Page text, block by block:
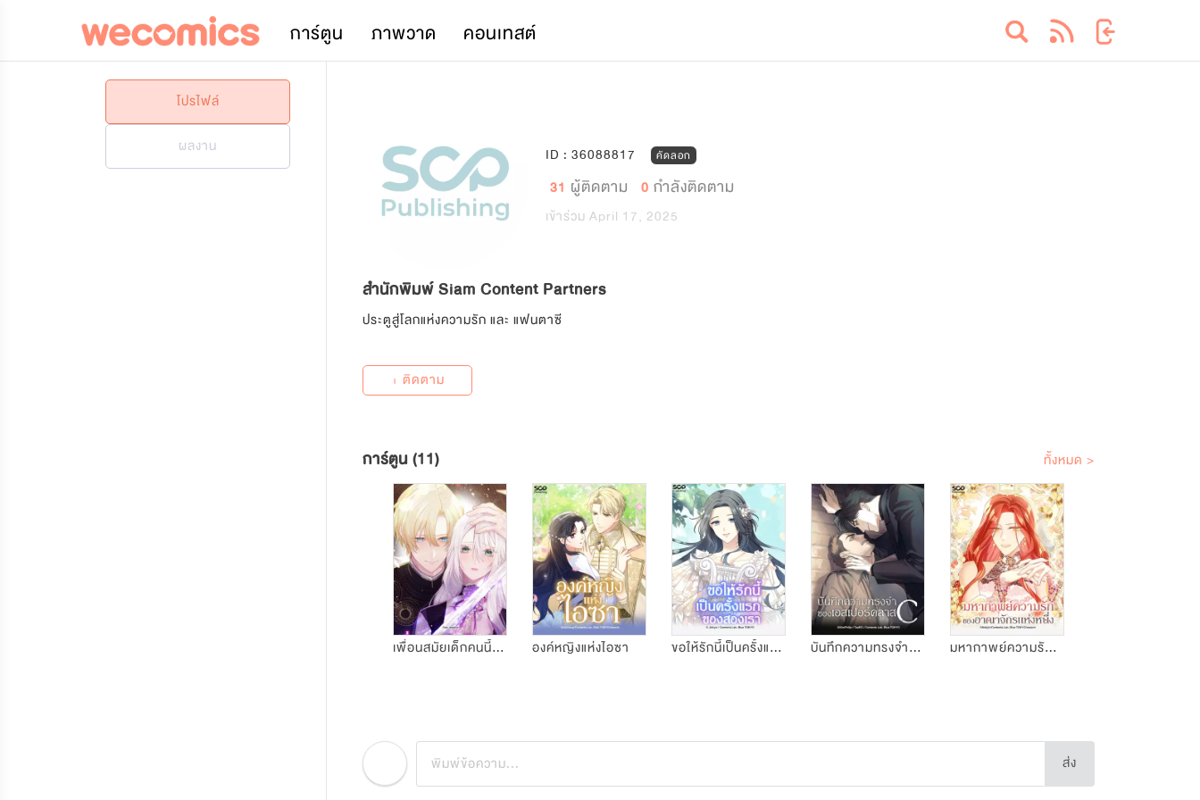
การ์ตูน ภาพวาด คอนเทสต์
โปรไฟล์
ผลงาน
ID : 36088817 คัดลอก
31 ผู้ติดตาม 0 กำลังติดตาม
เข้าร่วม April 17, 2025
สำนักพิมพ์ Siam Content Partners
ประตูสู่โลกแห่งความรัก และ แฟนตาซี
+ ติดตาม
การ์ตูน (11) ทั้งหมด >
เพื่อนสมัยเด็กคนนี้จ้องจะเอาชีวิตฉัน องค์หญิงแห่งไอซา ขอให้รักนี้เป็นครั้งแรกของสองเรา บันทึกความทรงจำของเอสเปอร์คลาส C มหากาพย์ความรักของอาณาจักรแห่งหนึ่ง
ส่ง